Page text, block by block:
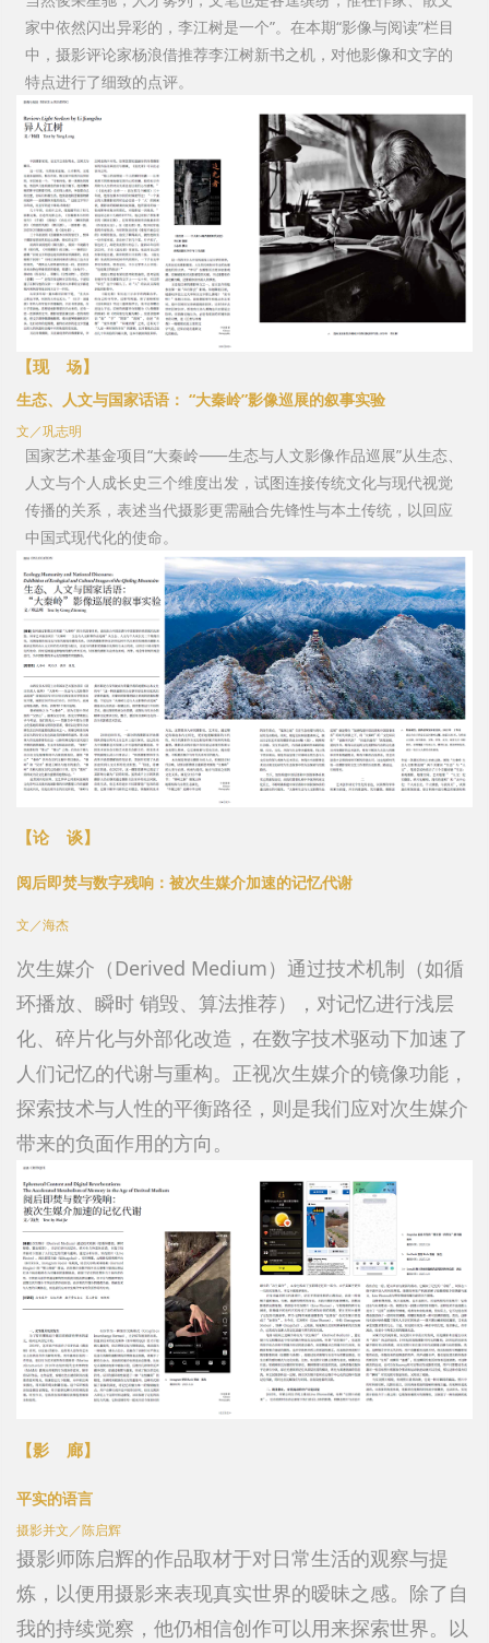
家中依然闪出异彩的，李江树是一个”。在本期“影像与阅读”栏目
中，摄影评论家杨浪借推荐李江树新书之机，对他影像和文字的
特点进行了细致的点评。
【现场】
生态、人文与国家话语： “大秦岭”影像巡展的叙事实验
文／巩志明
国家艺术基金项目“大秦岭⸺生态与人文影像作品巡展”从生态、
人文与个人成长史三个维度出发，试图连接传统文化与现代视觉
传播的关系，表述当代摄影更需融合先锋性与本土传统，以回应
中国式现代化的使命。
【论谈】
阅后即焚与数字残响：被次生媒介加速的记忆代谢
文／海杰
次生媒介（Derived Medium）通过技术机制（如循
环播放、瞬时 销毁、算法推荐），对记忆进行浅层
化、碎片化与外部化改造，在数字技术驱动下加速了
人们记忆的代谢与重构。正视次生媒介的镜像功能，
探索技术与人性的平衡路径，则是我们应对次生媒介
带来的负面作用的方向。
【影 廊】
平实的语言
摄影并文／陈启辉
摄影师陈启辉的作品取材于对日常生活的观察与提
炼，以便用摄影来表现真实世界的暧昧之感。除了自
我的持续觉察，他仍相信创作可以用来探索世界。以